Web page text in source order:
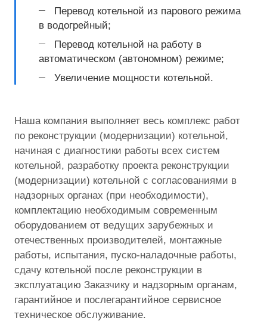
Перевод котельной из парового режима
в водогрейный;
Перевод котельной на работу в
автоматическом (автономном) режиме;
Увеличение мощности котельной.
Наша компания выполняет весь комплекс работ
по реконструкции (модернизации) котельной,
начиная с диагностики работы всех систем
котельной, разработку проекта реконструкции
(модернизации) котельной с согласованиями в
надзорных органах (при необходимости),
комплектацию необходимым современным
оборудованием от ведущих зарубежных и
отечественных производителей, монтажные
работы, испытания, пуско-наладочные работы,
сдачу котельной после реконструкции в
эксплуатацию Заказчику и надзорным органам,
гарантийное и послегарантийное сервисное
техническое обслуживание.